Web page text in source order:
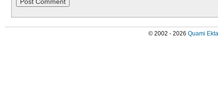
© 2002 - 2026 Quami